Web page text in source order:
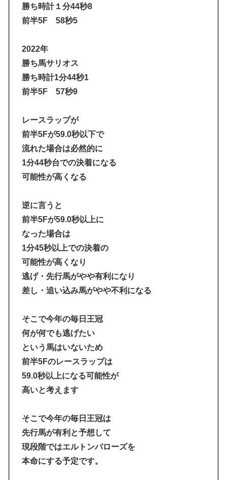
勝ち時計１分44秒8
前半5F 58秒5
2022年
勝ち馬サリオス
勝ち時計1分44秒1
前半5F 57秒9
レースラップが
前半5Fが59.0秒以下で
流れた場合は必然的に
1分44秒台での決着になる
可能性が高くなる
逆に言うと
前半5Fが59.0秒以上に
なった場合は
1分45秒以上での決着の
可能性が高くなり
逃げ・先行馬がやや有利になり
差し・追い込み馬がやや不利になる
そこで今年の毎日王冠
何が何でも逃げたい
という馬はいないため
前半5Fのレースラップは
59.0秒以上になる可能性が
高いと考えます
そこで今年の毎日王冠は
先行馬が有利と予想して
現段階ではエルトンバローズを
本命にする予定です。